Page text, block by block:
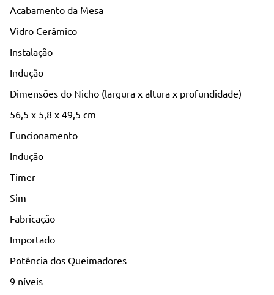
Acabamento da Mesa
Vidro Cerâmico
Instalação
Indução
Dimensões do Nicho (largura x altura x profundidade)
56,5 x 5,8 x 49,5 cm
Funcionamento
Indução
Timer
Sim
Fabricação
Importado
Potência dos Queimadores
9 níveis